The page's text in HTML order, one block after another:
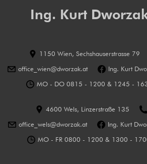
Ing. Kurt
1150 Wien, Sechshauserstrasse 79
office_wien@dworzak.at
Ing. Kurt
MO - DO 0815 - 1200 & 1245 -
4600 Wels, Linzerstraße 135
office_wels@dworzak.at
Ing. Kurt
MO - FR 0800 - 1200 & 1300 -